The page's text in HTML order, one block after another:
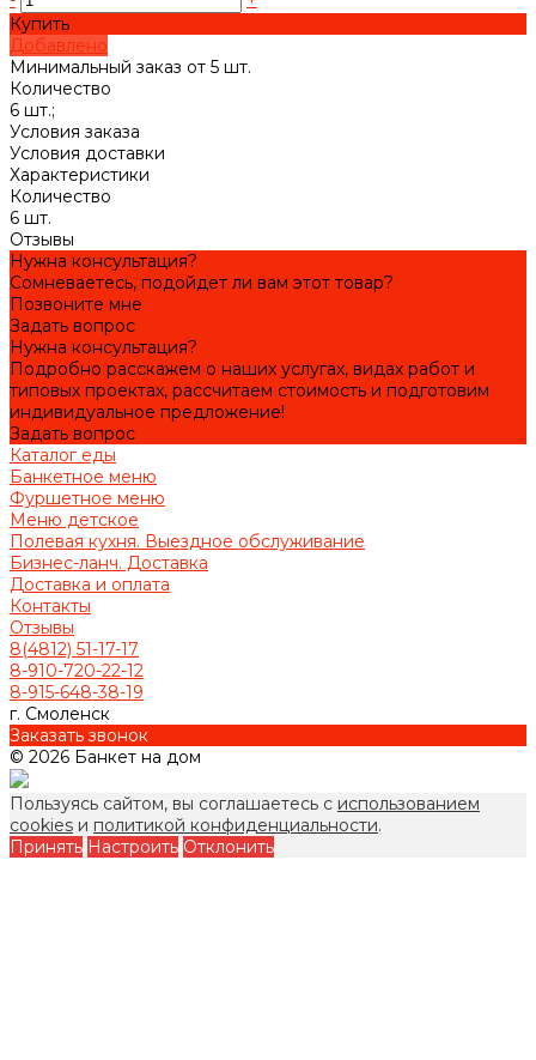
Купить
Добавлено
Минимальный заказ от 5 шт.
Количество
6 шт.;
Условия заказа
Условия доставки
Характеристики
Количество
6 шт.
Отзывы
Нужна консультация?
Сомневаетесь, подойдет ли вам этот товар?
Позвоните мне
Задать вопрос
Нужна консультация?
Подробно расскажем о наших услугах, видах работ и
типовых проектах, рассчитаем стоимость и подготовим
индивидуальное предложение!
Задать вопрос
Каталог еды
Банкетное меню
Фуршетное меню
Меню детское
Полевая кухня. Выездное обслуживание
Бизнес-ланч. Доставка
Доставка и оплата
Контакты
Отзывы
8(4812) 51-17-17
8-910-720-22-12
8-915-648-38-19
г. Смоленск
Заказать звонок
© 2026 Банкет на дом
Пользуясь сайтом, вы соглашаетесь с использованием
cookies и политикой конфиденциальности.
Принять Настроить Отклонить